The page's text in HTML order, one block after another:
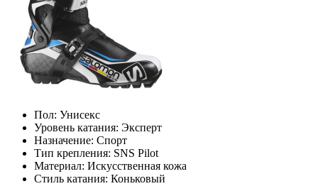
Пол: Унисекс
Уровень катания: Эксперт
Назначение: Спорт
Тип крепления: SNS Pilot
Материал: Искусственная кожа
Стиль катания: Коньковый